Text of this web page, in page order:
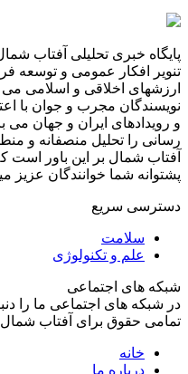
پایگاه خبری تحلیلی آفتاب
تنویر افکار عمومی و توسعه
ارزشهای اخلاقی و اسلامی می
نویسندگان مجرب و جوان با
و رویدادهای ایران و جهان می
رسانی را تحلیل منصفانه و
آفتاب شمال بر این باور است
پشتوانه شما خوانندگان عزیز
دسترسی سریع
سلامت
علم و تکنولوژی
شبکه های اجتماعی
در شبکه های اجتماعی ما را
تمامی حقوق برای آفتاب
خانه
درباره ما